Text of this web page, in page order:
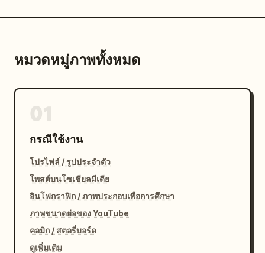
หมวดหมู่ภาพทั้งหมด
กรณีใช้งาน
โปรไฟล์ / รูปประจำตัว
โพสต์บนโซเชียลมีเดีย
อินโฟกราฟิก / ภาพประกอบเพื่อการศึกษา
ภาพขนาดย่อของ YouTube
คอมิก / สตอรี่บอร์ด
ดูเพิ่มเติม